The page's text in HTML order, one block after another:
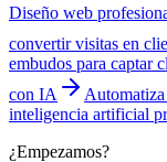
Diseño web
convertir visitas en
embudos para captar
con IA
inteligencia artificial
¿Empezamos?